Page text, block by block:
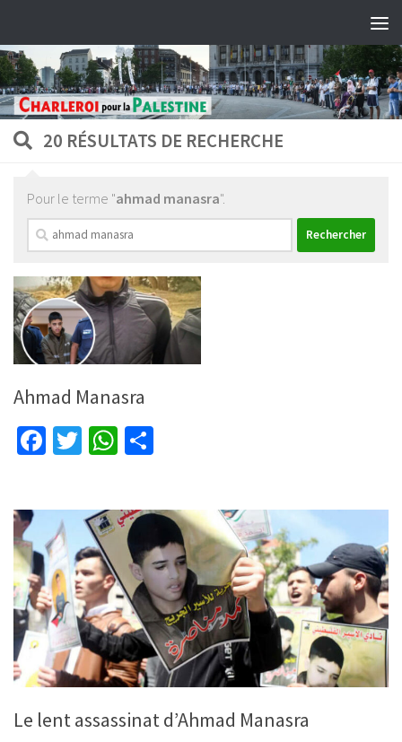
20 RÉSULTATS DE RECHERCHE
Pour le terme "ahmad manasra".
Rechercher :
Ahmad Manasra
Facebook
TwitterWhatsApp
Le lent assassinat d’Ahmad Manasra